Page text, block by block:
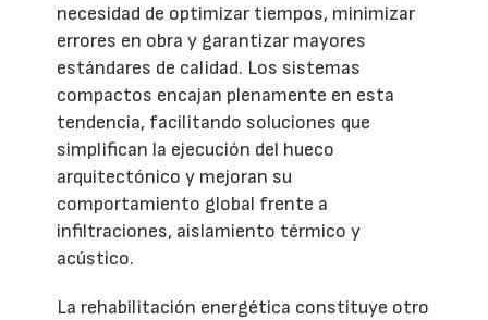
necesidad de optimizar tiempos, minimizar
errores en obra y garantizar mayores
estándares de calidad. Los sistemas
compactos encajan plenamente en esta
tendencia, facilitando soluciones que
simplifican la ejecución del hueco
arquitectónico y mejoran su
comportamiento global frente a
infiltraciones, aislamiento térmico y
acústico.
La rehabilitación energética constituye otro